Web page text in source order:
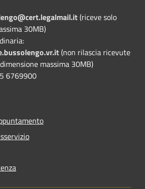
(riceve solo
30MB)
(non rilascia ricevute
massima 30MB)
6769900